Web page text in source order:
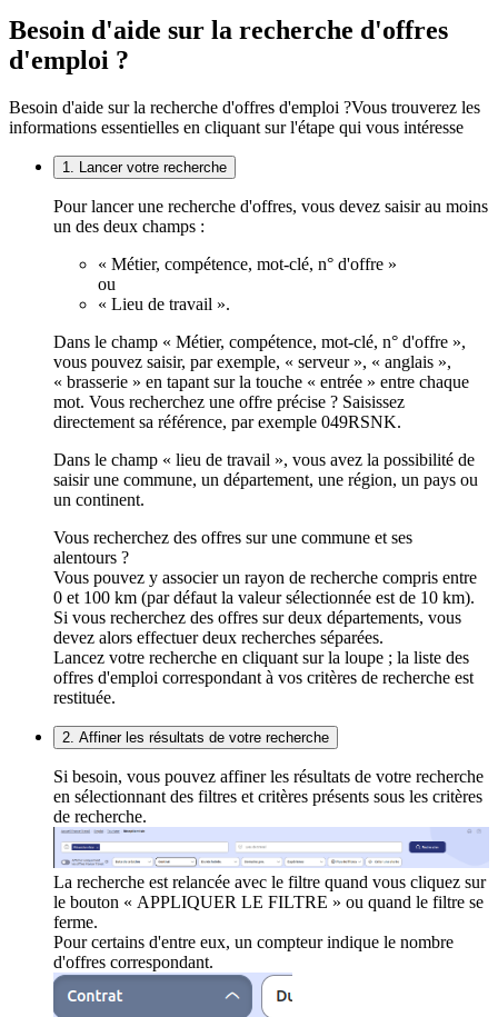
Besoin d'aide sur la recherche d'offres
d'emploi ?
Besoin d'aide sur la recherche d'offres d'emploi ?Vous trouverez les
informations essentielles en cliquant sur l'étape qui vous intéresse
1. Lancer votre recherche
Pour lancer une recherche d'offres, vous devez saisir au moins
un des deux champs :
« Métier, compétence, mot-clé, n° d'offre »
ou
« Lieu de travail ».
Dans le champ « Métier, compétence, mot-clé, n° d'offre »,
vous pouvez saisir, par exemple, « serveur », « anglais »,
« brasserie » en tapant sur la touche « entrée » entre chaque
mot. Vous recherchez une offre précise ? Saisissez
directement sa référence, par exemple 049RSNK.
Dans le champ « lieu de travail », vous avez la possibilité de
saisir une commune, un département, une région, un pays ou
un continent.
Vous recherchez des offres sur une commune et ses
alentours ?
Vous pouvez y associer un rayon de recherche compris entre
0 et 100 km (par défaut la valeur sélectionnée est de 10 km).
Si vous recherchez des offres sur deux départements, vous
devez alors effectuer deux recherches séparées.
Lancez votre recherche en cliquant sur la loupe ; la liste des
offres d'emploi correspondant à vos critères de recherche est
restituée.
2. Affiner les résultats de votre recherche
Si besoin, vous pouvez affiner les résultats de votre recherche
en sélectionnant des filtres et critères présents sous les critères
de recherche.
La recherche est relancée avec le filtre quand vous cliquez sur
le bouton « APPLIQUER LE FILTRE » ou quand le filtre se
ferme.
Pour certains d'entre eux, un compteur indique le nombre
d'offres correspondant.